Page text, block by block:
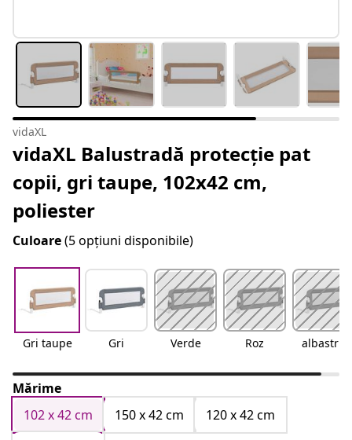
vidaXL
vidaXL Balustradă protecție pat
copii, gri taupe, 102x42 cm,
poliester
Culoare(5 opțiuni disponibile)
Gri taupe Gri Verde Roz albastru
Mărime
102 x 42 cm
150 x 42 cm
120 x 42 cm